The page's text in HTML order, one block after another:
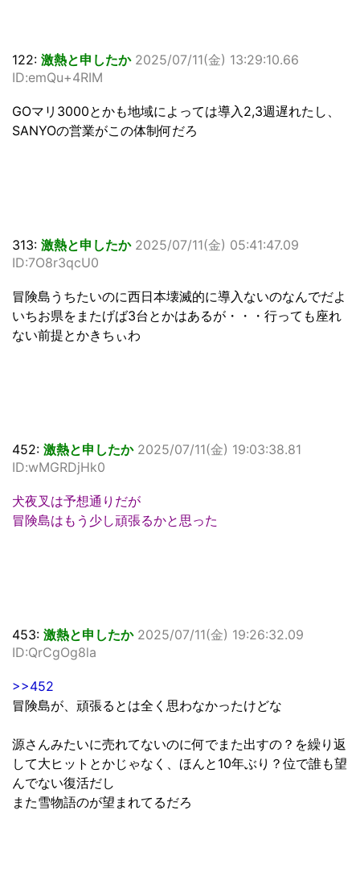
122: 激熱と申したか 2025/07/11(金) 13:29:10.66
ID:emQu+4RIM
GOマリ3000とかも地域によっては導入2,3週遅れたし、
SANYOの営業がこの体制何だろ
313: 激熱と申したか 2025/07/11(金) 05:41:47.09
ID:7O8r3qcU0
冒険島うちたいのに西日本壊滅的に導入ないのなんでだよ
いちお県をまたげば3台とかはあるが・・・行っても座れ
ない前提とかきちぃわ
452: 激熱と申したか 2025/07/11(金) 19:03:38.81
ID:wMGRDjHk0
犬夜叉は予想通りだが
冒険島はもう少し頑張るかと思った
453: 激熱と申したか 2025/07/11(金) 19:26:32.09
ID:QrCgOg8la
>>452
冒険島が、頑張るとは全く思わなかったけどな
源さんみたいに売れてないのに何でまた出すの？を繰り返
して大ヒットとかじゃなく、ほんと10年ぶり？位で誰も望
んでない復活だし
また雪物語のが望まれてるだろ